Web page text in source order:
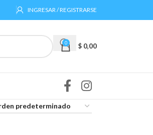
INGRESAR / REGISTRARSE
0 $ 0,00